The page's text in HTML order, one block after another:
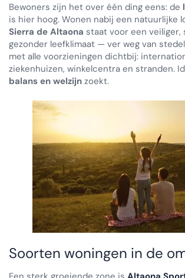
Bewoners zijn het over één ding eens: de
is hier hoog. Wonen nabij een natuurlijke
Sierra de Altaona staat voor een veiliger,
gezonder leefklimaat — ver weg van
met alle voorzieningen dichtbij:
ziekenhuizen, winkelcentra en stranden.
balans en welzijn zoekt.
Soorten woningen in de